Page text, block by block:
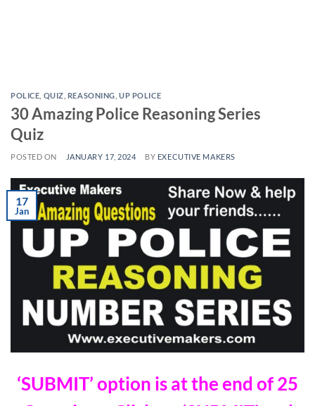
POLICE QUIZ REASONING ,UP POLICE
30 Amazing Police Reasoning Series
Quiz
POSTED ON JANUARY 17, 2024 BY EXECUTIVE MAKERS
17
Jan
‘SUBMIT’ option is at the end of 25